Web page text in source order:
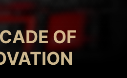
OF
GODLIKE